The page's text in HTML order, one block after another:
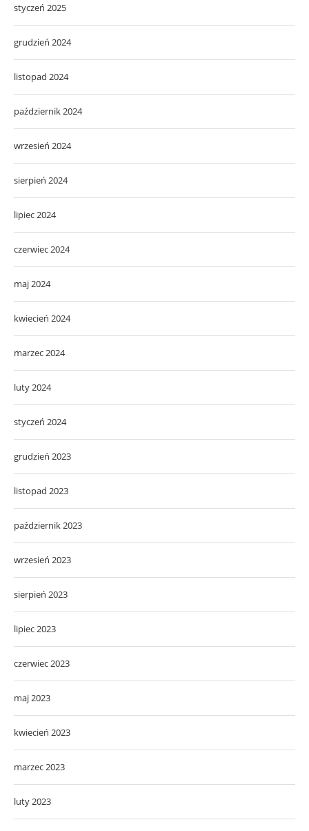
styczeń 2025
grudzień 2024
listopad 2024
październik 2024
wrzesień 2024
sierpień 2024
lipiec 2024
czerwiec 2024
maj 2024
kwiecień 2024
marzec 2024
luty 2024
styczeń 2024
grudzień 2023
listopad 2023
październik 2023
wrzesień 2023
sierpień 2023
lipiec 2023
czerwiec 2023
maj 2023
kwiecień 2023
marzec 2023
luty 2023